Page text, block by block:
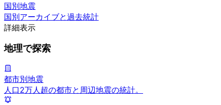
国別地震
国別アーカイブと過去統計
詳細表示
地理で探索
都市別地震
人口2万人超の都市と周辺地震の統計。